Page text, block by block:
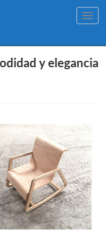
Toggle
y elegancia